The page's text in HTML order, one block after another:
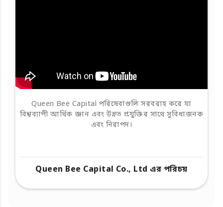
Queen Bee Capital পরিষেবাগুলি সরবরাহ করে যা
বিশ্বব্যাপী আর্থিক জ্ঞান এবং উন্নত প্রযুক্তির সাথে সুবিধাজনক
এবং নিরাপদ।
Queen Bee Capital Co., Ltd এর পরিচয়